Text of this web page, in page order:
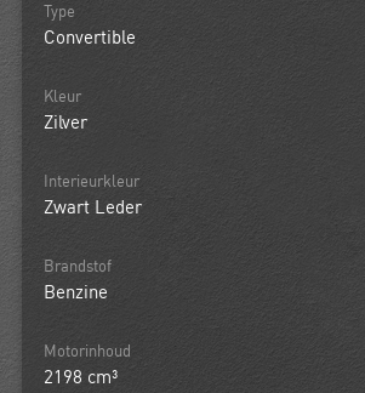
Type
Convertible
Kleur
Zilver
Interieurkleur
Zwart Leder
Brandstof
Benzine
Motorinhoud
2198 cm³